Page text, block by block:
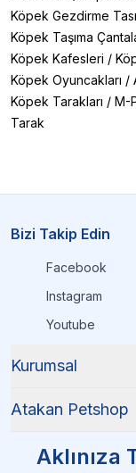
Köpek Gezdirme
Köpek Taşıma
Köpek Kafesleri /
Köpek Oyuncakları /
Köpek Tarakları / M-
Tarak
Bizi Takip Edin
Facebook
Instagram
Youtube
Kurumsal
Atakan Petshop
Aklınıza